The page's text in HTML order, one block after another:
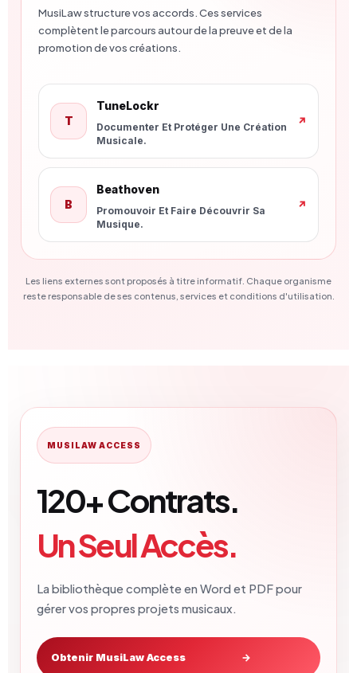
MusiLaw structure vos accords. Ces services
complètent le parcours autour de la preuve et de la
promotion de vos créations.
T
TuneLockr
Documenter Et Protéger Une Création
Musicale.
↗
Nouvelle Fenêtre
B
Beathoven
Promouvoir Et Faire Découvrir Sa
Musique.
↗
Nouvelle Fenêtre
Les liens externes sont proposés à titre informatif. Chaque organisme
reste responsable de ses contenus, services et conditions d'utilisation.
MUSILAW ACCESS
120+ Contrats.
Un Seul Accès.
La bibliothèque complète en Word et PDF pour
gérer vos propres projets musicaux.
Obtenir MusiLaw Access →